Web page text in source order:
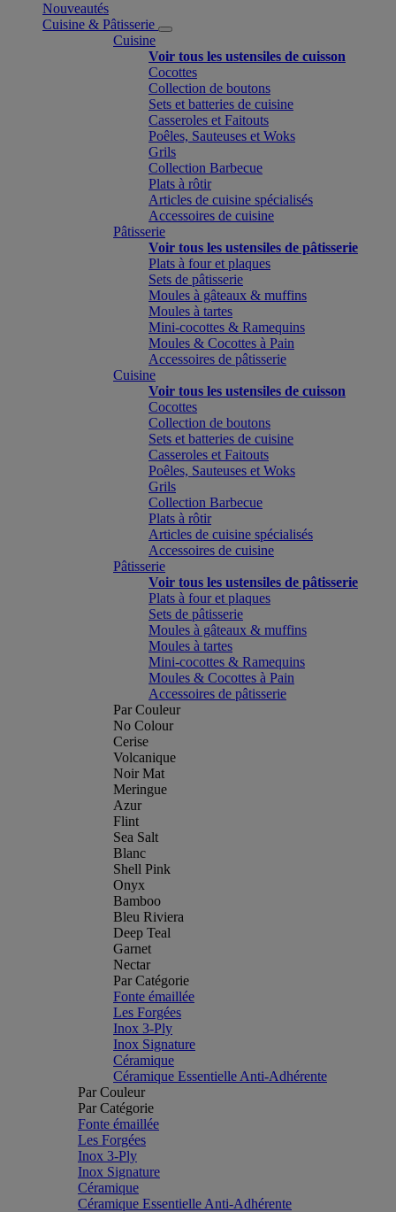
Nouveautés
Cuisine & Pâtisserie
Cuisine
Voir tous les ustensiles de cuisson
Cocottes
Collection de boutons
Sets et batteries de cuisine
Casseroles et Faitouts
Poêles, Sauteuses et Woks
Grils
Collection Barbecue
Plats à rôtir
Articles de cuisine spécialisés
Accessoires de cuisine
Pâtisserie
Voir tous les ustensiles de pâtisserie
Plats à four et plaques
Sets de pâtisserie
Moules à gâteaux & muffins
Moules à tartes
Mini-cocottes & Ramequins
Moules & Cocottes à Pain
Accessoires de pâtisserie
Cuisine
Voir tous les ustensiles de cuisson
Cocottes
Collection de boutons
Sets et batteries de cuisine
Casseroles et Faitouts
Poêles, Sauteuses et Woks
Grils
Collection Barbecue
Plats à rôtir
Articles de cuisine spécialisés
Accessoires de cuisine
Pâtisserie
Voir tous les ustensiles de pâtisserie
Plats à four et plaques
Sets de pâtisserie
Moules à gâteaux & muffins
Moules à tartes
Mini-cocottes & Ramequins
Moules & Cocottes à Pain
Accessoires de pâtisserie
Par Couleur
No Colour
Cerise
Volcanique
Noir Mat
Meringue
Azur
Flint
Sea Salt
Blanc
Shell Pink
Onyx
Bamboo
Bleu Riviera
Deep Teal
Garnet
Nectar
Par Catégorie
Fonte émaillée
Les Forgées
Inox 3-Ply
Inox Signature
Céramique
Céramique Essentielle Anti-Adhérente
Par Couleur
Par Catégorie
Fonte émaillée
Les Forgées
Inox 3-Ply
Inox Signature
Céramique
Céramique Essentielle Anti-Adhérente